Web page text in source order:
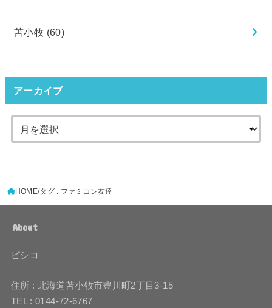
苫小牧 (60)
アーカイブ
HOME タグ : ファミコン友達
About
ピシコ
住所 : 北海道苫小牧市豊川町2丁目3-15
TEL : 0144-72-6767